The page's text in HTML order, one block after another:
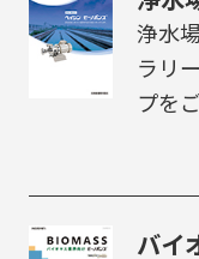
浄水
ラリ
プを
バイ